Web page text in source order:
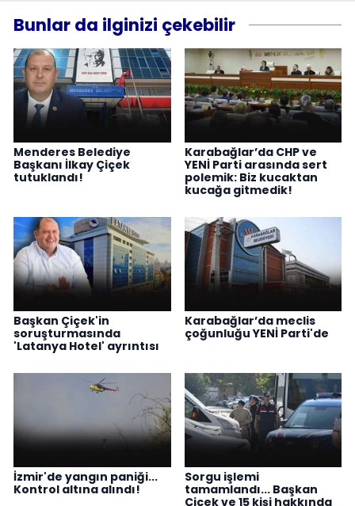
Bunlar da ilginizi çekebilir
Menderes Belediye
Başkanı İlkay Çiçek
tutuklandı!
Karabağlar’da CHP ve
YENİ Parti arasında sert
polemik: Biz kucaktan
kucağa gitmedik!
Başkan Çiçek'in
soruşturmasında
'Latanya Hotel' ayrıntısı
Karabağlar’da meclis
çoğunluğu YENİ Parti'de
İzmir'de yangın paniği...
Kontrol altına alındı!
Sorgu işlemi
tamamlandı... Başkan
Çiçek ve 15 kişi hakkında